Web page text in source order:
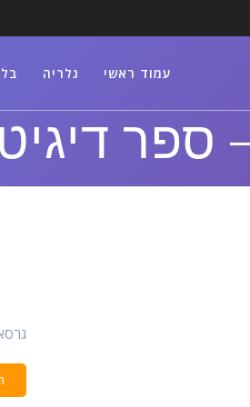
עמוד ראשי גלריה
כמות
של